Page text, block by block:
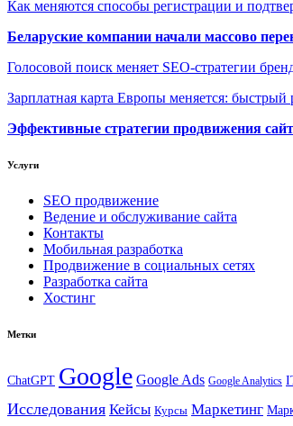
Как меняются способы регистрации и
Беларуские компании начали массово
Голосовой поиск меняет SEO-стратегии
Зарплатная карта Европы меняется: быстрый
Эффективные стратегии продвижения
Услуги
SEO продвижение
Ведение и обслуживание сайта
Контакты
Мобильная разработка
Продвижение в социальных сетях
Разработка сайта
Хостинг
Метки
ChatGPT Google Google Ads Google Analytics
Исследования Кейсы Курсы Маркетинг